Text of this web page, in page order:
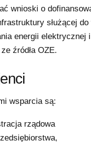
wnioski o
służącej
energii elektrycznej
źródła OZE.
wsparcia są:
rządowa